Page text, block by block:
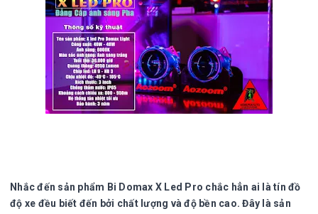
Nhắc đến sản phẩm Bi Domax X Led Pro chắc hẳn ai là tín đồ
độ xe đều biết đến bởi chất lượng và độ bền cao. Đây là sản